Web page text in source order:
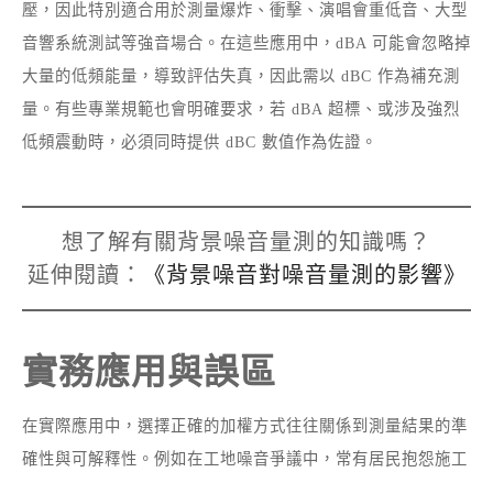
壓，因此特別適合用於測量爆炸、衝擊、演唱會重低音、大型
音響系統測試等強音場合。在這些應用中，dBA 可能會忽略掉
大量的低頻能量，導致評估失真，因此需以 dBC 作為補充測
量。有些專業規範也會明確要求，若 dBA 超標、或涉及強烈
低頻震動時，必須同時提供 dBC 數值作為佐證。
想了解有關背景噪音量測的知識嗎？
延伸閱讀：
《背景噪音對噪音量測的影響》
實務應用與誤區
在實際應用中，選擇正確的加權方式往往關係到測量結果的準
確性與可解釋性。例如在工地噪音爭議中，常有居民抱怨施工